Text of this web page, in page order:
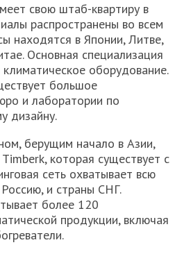
свою штаб-квартиру в
распространены во всем
находятся в Японии, Литве,
Основная специализация
оборудование.
большое
и лаборатории по
дизайну.
берущим начало в Азии,
которая существует с
сеть охватывает всю
и страны СНГ.
более 120
продукции, включая